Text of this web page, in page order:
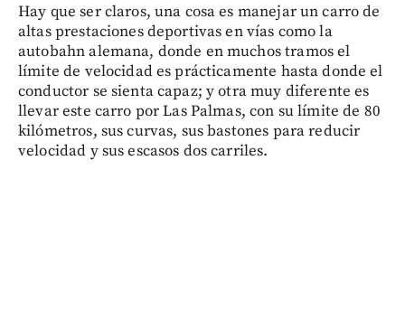
Hay que ser claros, una cosa es manejar un carro de
altas prestaciones deportivas en vías como la
autobahn alemana, donde en muchos tramos el
límite de velocidad es prácticamente hasta donde el
conductor se sienta capaz; y otra muy diferente es
llevar este carro por Las Palmas, con su límite de 80
kilómetros, sus curvas, sus bastones para reducir
velocidad y sus escasos dos carriles.